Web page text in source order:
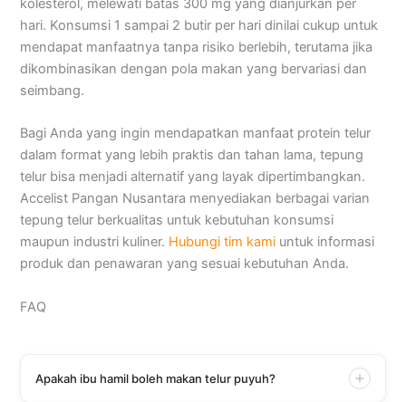
kolesterol, melewati batas 300 mg yang dianjurkan per
hari. Konsumsi 1 sampai 2 butir per hari dinilai cukup untuk
mendapat manfaatnya tanpa risiko berlebih, terutama jika
dikombinasikan dengan pola makan yang bervariasi dan
seimbang.
Bagi Anda yang ingin mendapatkan manfaat protein telur
dalam format yang lebih praktis dan tahan lama, tepung
telur bisa menjadi alternatif yang layak dipertimbangkan.
Accelist Pangan Nusantara menyediakan berbagai varian
tepung telur berkualitas untuk kebutuhan konsumsi
maupun industri kuliner. Hubungi tim kami untuk informasi
produk dan penawaran yang sesuai kebutuhan Anda.
FAQ
Apakah ibu hamil boleh makan telur puyuh?